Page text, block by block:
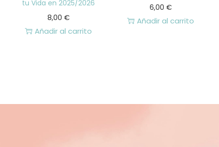
tu Vida en 2025/2026
8,00 €
Añadir al carrito
6,00 €
Añadir al carrito